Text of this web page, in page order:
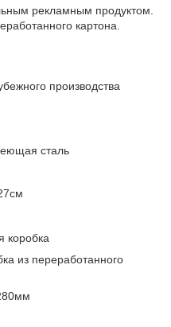
рекламным продуктом.
картона.
производства
cталь
коробка
из переработанного